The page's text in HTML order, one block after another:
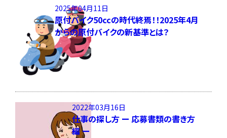
2025年04月11日
原付バイク50ccの時代終焉！！2025年4月
からの原付バイクの新基準とは？
2022年03月16日
仕事の探し方 ー 応募書類の書き方
編 ー